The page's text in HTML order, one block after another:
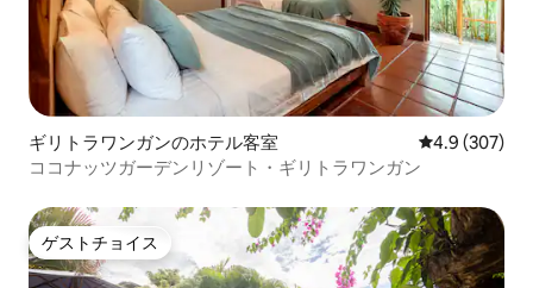
ギリトラワンガンのホテル客室 レビュー307
4.9 (307)
ココナッツガーデンリゾート・ギリトラワンガン
ゲストチョイス
ゲストチョイス